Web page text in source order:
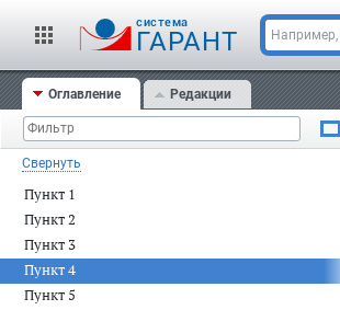
cистема
ГАРАНТ Например,
Оглавление Редакции
Свернуть
Пункт 1
Пункт 2
Пункт 3
Пункт 4
Пункт 5